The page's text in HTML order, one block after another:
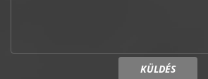
KÜLDÉS